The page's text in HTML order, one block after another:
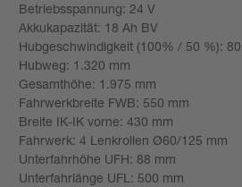
Betriebsspannung: 24 V
Akkukapazität: 18 Ah BV
Hubgeschwindigkeit (100% / 50 %):
Hubweg: 1.320 mm
Gesamthöhe: 1.975 mm
Fahrwerkbreite FWB: 550 mm
Breite IK-IK vorne: 430 mm
Fahrwerk: 4 Lenkrollen Ø60/125 mm
Unterfahrhöhe UFH: 88 mm
Unterfahrlänge UFL: 500 mm